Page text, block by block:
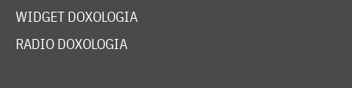
WIDGET DOXOLOGIA
RADIO DOXOLOGIA